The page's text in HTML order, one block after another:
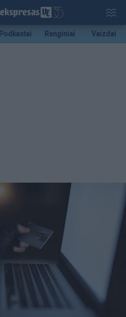
Podkastai Renginiai Vaizdai